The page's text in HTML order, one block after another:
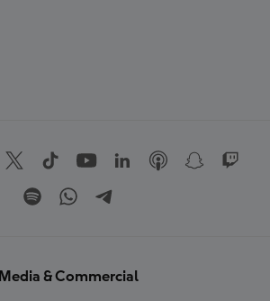
Media & Commercial